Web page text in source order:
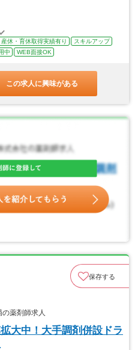
産休・育休取得実績有り
スキルアップ
中 WEB面接OK
この求人に興味がある
保存する
薬剤師求人
大中！大手調剤併設ドラ